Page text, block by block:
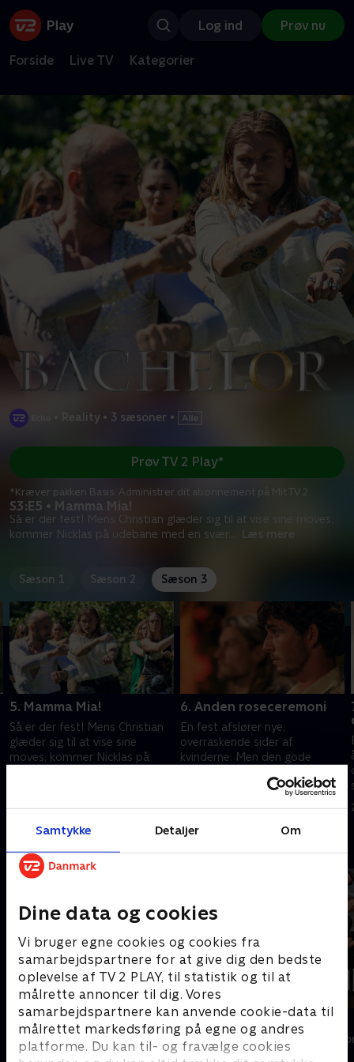
Samtykke Detaljer Om
Dine data og cookies
Vi bruger egne cookies og cookies fra
samarbejdspartnere for at give dig den bedste
oplevelse af TV 2 PLAY, til statistik og til at
målrette annoncer til dig. Vores
samarbejdspartnere kan anvende cookie-data til
målrettet markedsføring på egne og andres
platforme. Du kan til- og fravælge cookies
Log ind Prøv nu
Forside Live TV Kategorier
Reality • 3 sæsoner •
S3:E5 • Mamma Mia!
Så er der fest! Mens Christian glæder sig til at vise sine moves,
kommer Nicklas på udebane med en svær
Læs mere
Prøv TV 2 Play*
*Kræver pakken Basis. Administrer dit abonnement på Mit TV 2.
Sæson 1 Sæson 2 Sæson 3
5. Mamma Mia!
Så er der fest! Mens Christian
glæder sig til at vise sine
moves, kommer Nicklas på
6. Anden roseceremoni
En fest afslører nye,
overraskende sider af
kvinderne. Men den gode
går intens mingling i den inden
23. oktober 2025 • 35 min
Andre så også
Bachelorette
Reality • 4 sæsoner
Forræder
Reality • 4